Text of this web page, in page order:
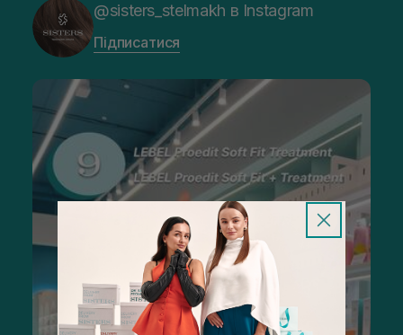
@sisters_stelmakh в Instagram
Підписатися